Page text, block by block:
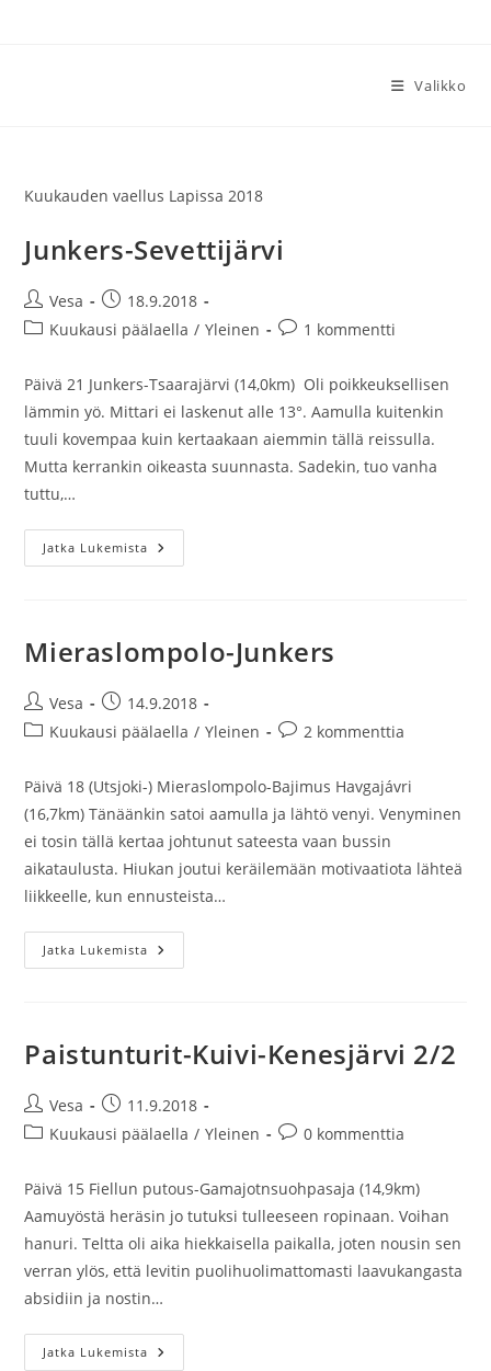
Valikko
Kuukauden vaellus Lapissa 2018
Junkers-Sevettijärvi
Artikkelin
kirjoittaja:
Vesa
Artikkeli
julkaistu:
18.9.2018
Artikkelin
Kuukausi päälaella / Yleinen
Artikkelin
1 kommentti
Päivä 21 Junkers-Tsaarajärvi (14,0km) Oli poikkeuksellisen
lämmin yö. Mittari ei laskenut alle 13°. Aamulla kuitenkin
tuuli kovempaa kuin kertaakaan aiemmin tällä reissulla.
Mutta kerrankin oikeasta suunnasta. Sadekin, tuo vanha
tuttu,…
Jatka Lukemista Junkers-
Sevettijärvi
Mieraslompolo-Junkers
Artikkelin
kirjoittaja:
Vesa
Artikkeli
julkaistu:
14.9.2018
Artikkelin
Kuukausi päälaella / Yleinen
Artikkelin
2 kommenttia
Päivä 18 (Utsjoki-) Mieraslompolo-Bajimus Havgajávri
(16,7km) Tänäänkin satoi aamulla ja lähtö venyi. Venyminen
ei tosin tällä kertaa johtunut sateesta vaan bussin
aikataulusta. Hiukan joutui keräilemään motivaatiota lähteä
liikkeelle, kun ennusteista…
Jatka Lukemista Mieraslompolo-
Junkers
Paistunturit-Kuivi-Kenesjärvi 2/2
Artikkelin
kirjoittaja:
Vesa
Artikkeli
julkaistu:
11.9.2018
Artikkelin
Kuukausi päälaella / Yleinen
Artikkelin
0 kommenttia
Päivä 15 Fiellun putous-Gamajotnsuohpasaja (14,9km)
Aamuyöstä heräsin jo tutuksi tulleeseen ropinaan. Voihan
hanuri. Teltta oli aika hiekkaisella paikalla, joten nousin sen
verran ylös, että levitin puolihuolimattomasti laavukangasta
absidiin ja nostin…
Jatka Lukemista Paistunturit-